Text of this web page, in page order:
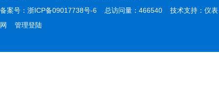
备案号： 浙ICP备09017738号-6 总访问量：466540 技术支持： 仪表
网
管理登陆